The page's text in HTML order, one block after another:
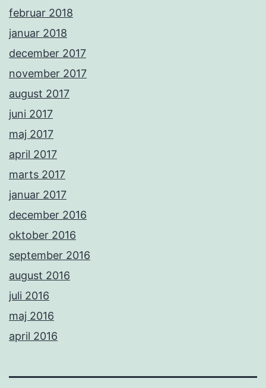
februar 2018
januar 2018
december 2017
november 2017
august 2017
juni 2017
maj 2017
april 2017
marts 2017
januar 2017
december 2016
oktober 2016
september 2016
august 2016
juli 2016
maj 2016
april 2016